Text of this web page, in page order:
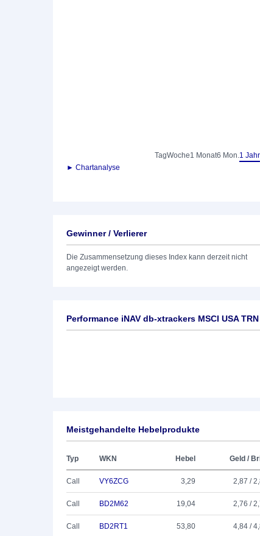
TagWoche1 Monat6 Mon.1 Jahr
► Chartanalyse
Gewinner / Verlierer
Die Zusammensetzung dieses Index kann derzeit nicht
angezeigt werden.
Performance iNAV db-xtrackers MSCI USA TRN
Meistgehandelte Hebelprodukte
Typ WKN Hebel Geld /
Call VY6ZCG 3,29 2,87 /
Call BD2M62 19,04 2,76 /
Call BD2RT1 53,80 4,84 /